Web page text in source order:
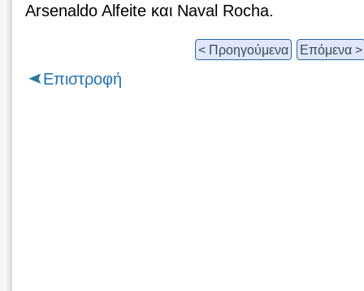
Arsenaldo Alfeite και Naval Rocha.
< Προηγούμενα Επόμενα >
Επιστροφή